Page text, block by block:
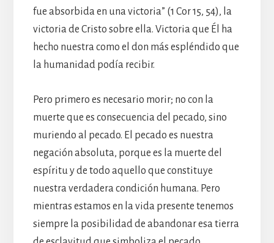
fue absorbida en una victoria” (1 Cor 15, 54), la
victoria de Cristo sobre ella. Victoria que Él ha
hecho nuestra como el don más espléndido que
la humanidad podía recibir.
Pero primero es necesario morir; no con la
muerte que es consecuencia del pecado, sino
muriendo al pecado. El pecado es nuestra
negación absoluta, porque es la muerte del
espíritu y de todo aquello que constituye
nuestra verdadera condición humana. Pero
mientras estamos en la vida presente tenemos
siempre la posibilidad de abandonar esa tierra